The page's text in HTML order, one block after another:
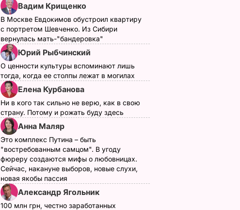
Вадим Крищенко
В Москве Евдокимов обустроил квартиру
с портретом Шевченко. Из Сибири
вернулась мать-"бандеровка"
Юрий Рыбчинский
О ценности культуры вспоминают лишь
тогда, когда ее столпы лежат в могилах
Елена Курбанова
Ни в кого так сильно не верю, как в свою
страну. Потому и рожать буду здесь
Анна Маляр
Это комплекс Путина – быть
"востребованным самцом". В угоду
фюреру создаются мифы о любовницах.
Сейчас, накануне выборов, новые слухи,
новая якобы пассия
Александр Ягольник
100 млн грн, честно заработанных